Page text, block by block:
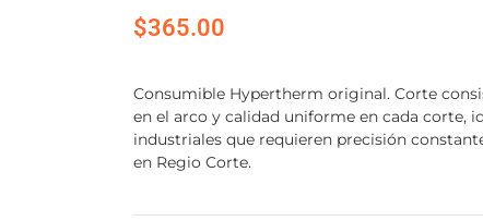
$365.00
Consumible Hypertherm original. Corte
en el arco y calidad uniforme en cada corte,
industriales que requieren precisión
en Regio Corte.